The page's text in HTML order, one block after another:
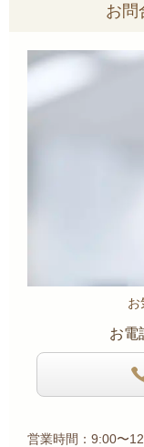
お問
お
お電
営業時間：9:00〜